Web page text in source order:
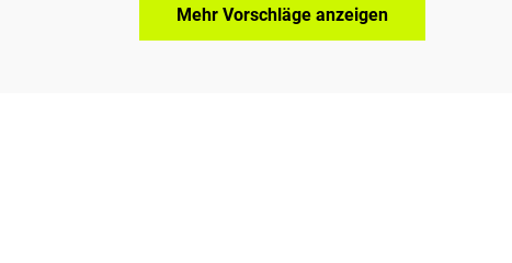
Mehr Vorschläge anzeigen